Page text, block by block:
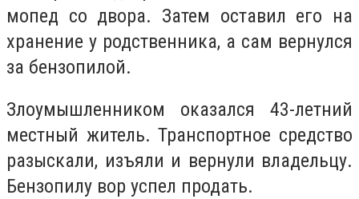
мопед со двора. Затем оставил его на
хранение у родственника, а сам вернулся
за бензопилой.
Злоумышленником оказался 43-летний
местный житель. Транспортное средство
разыскали, изъяли и вернули владельцу.
Бензопилу вор успел продать.